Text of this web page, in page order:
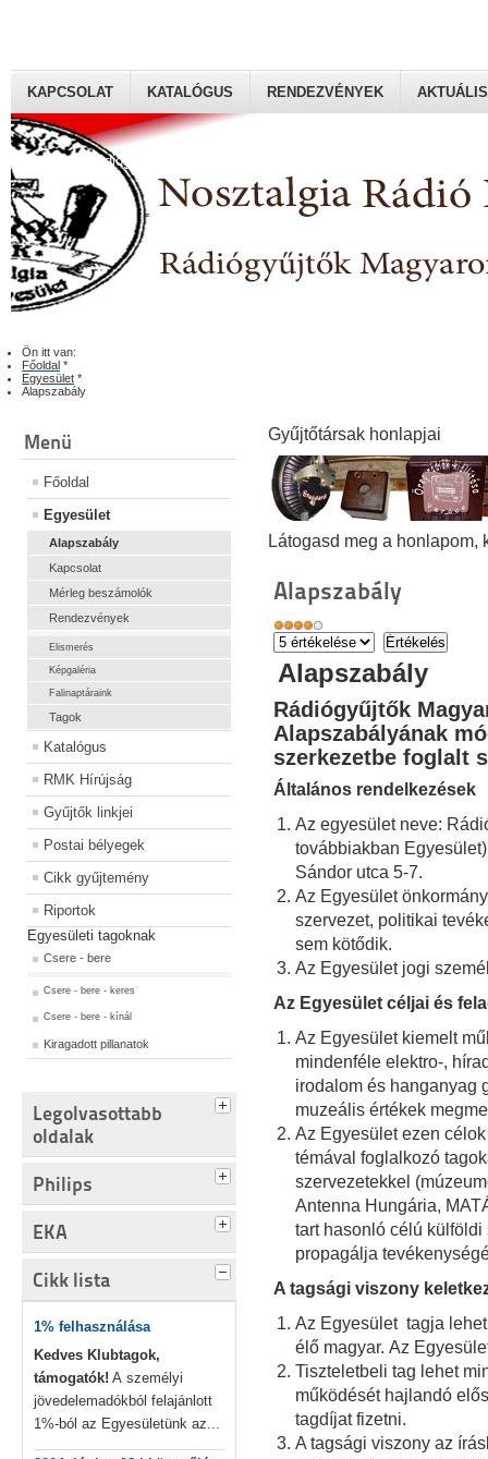
Rádiógyűjtők Magyaroszági Klubja
KAPCSOLAT KATALÓGUS RENDEZVÉNYEK AKTUÁLIS
Ön itt van:
Főoldal *
Egyesület *
Alapszabály
Menü
Főoldal
Egyesület
Alapszabály
Kapcsolat
Mérleg beszámolók
Rendezvények
Elismerés
Képgaléria
Falinaptáraink
Tagok
Katalógus
RMK Hírújság
Gyűjtők linkjei
Postai bélyegek
Cikk gyűjtemény
Riportok
Egyesületi tagoknak
Csere - bere
Csere - bere - keres
Csere - bere - kínál
Kiragadott pillanatok
Legolvasottabb
oldalak
Philips
EKA
Cikk lista
1% felhasználása
Kedves Klubtagok,
támogatók! A személyi
jövedelemadókból felajánlott
1%-ból az Egyesületünk az...
Gyűjtőtársak honlapjai
Látogasd meg a honlapom,
Alapszabály
Alapszabály
Rádiógyűjtők
Alapszabályának
szerkezetbe
Általános rendelkezések
Az egyesület neve:
továbbiakban
Sándor utca 5-7.
Az Egyesület
szervezet, politikai
sem kötődik.
Az Egyesület jogi
Az Egyesület céljai és
Az Egyesület kiemelt
mindenféle elektro-,
irodalom és hanganyag
muzeális értékek
Az Egyesület ezen
témával foglalkozó
szervezetekkel
Antenna Hungária,
tart hasonló célú
propagálja
A tagsági viszony
Az Egyesület tagja
élő magyar. Az
Tiszteletbeli tag lehet
működését hajlandó
tagdíjat fizetni.
A tagsági viszony az